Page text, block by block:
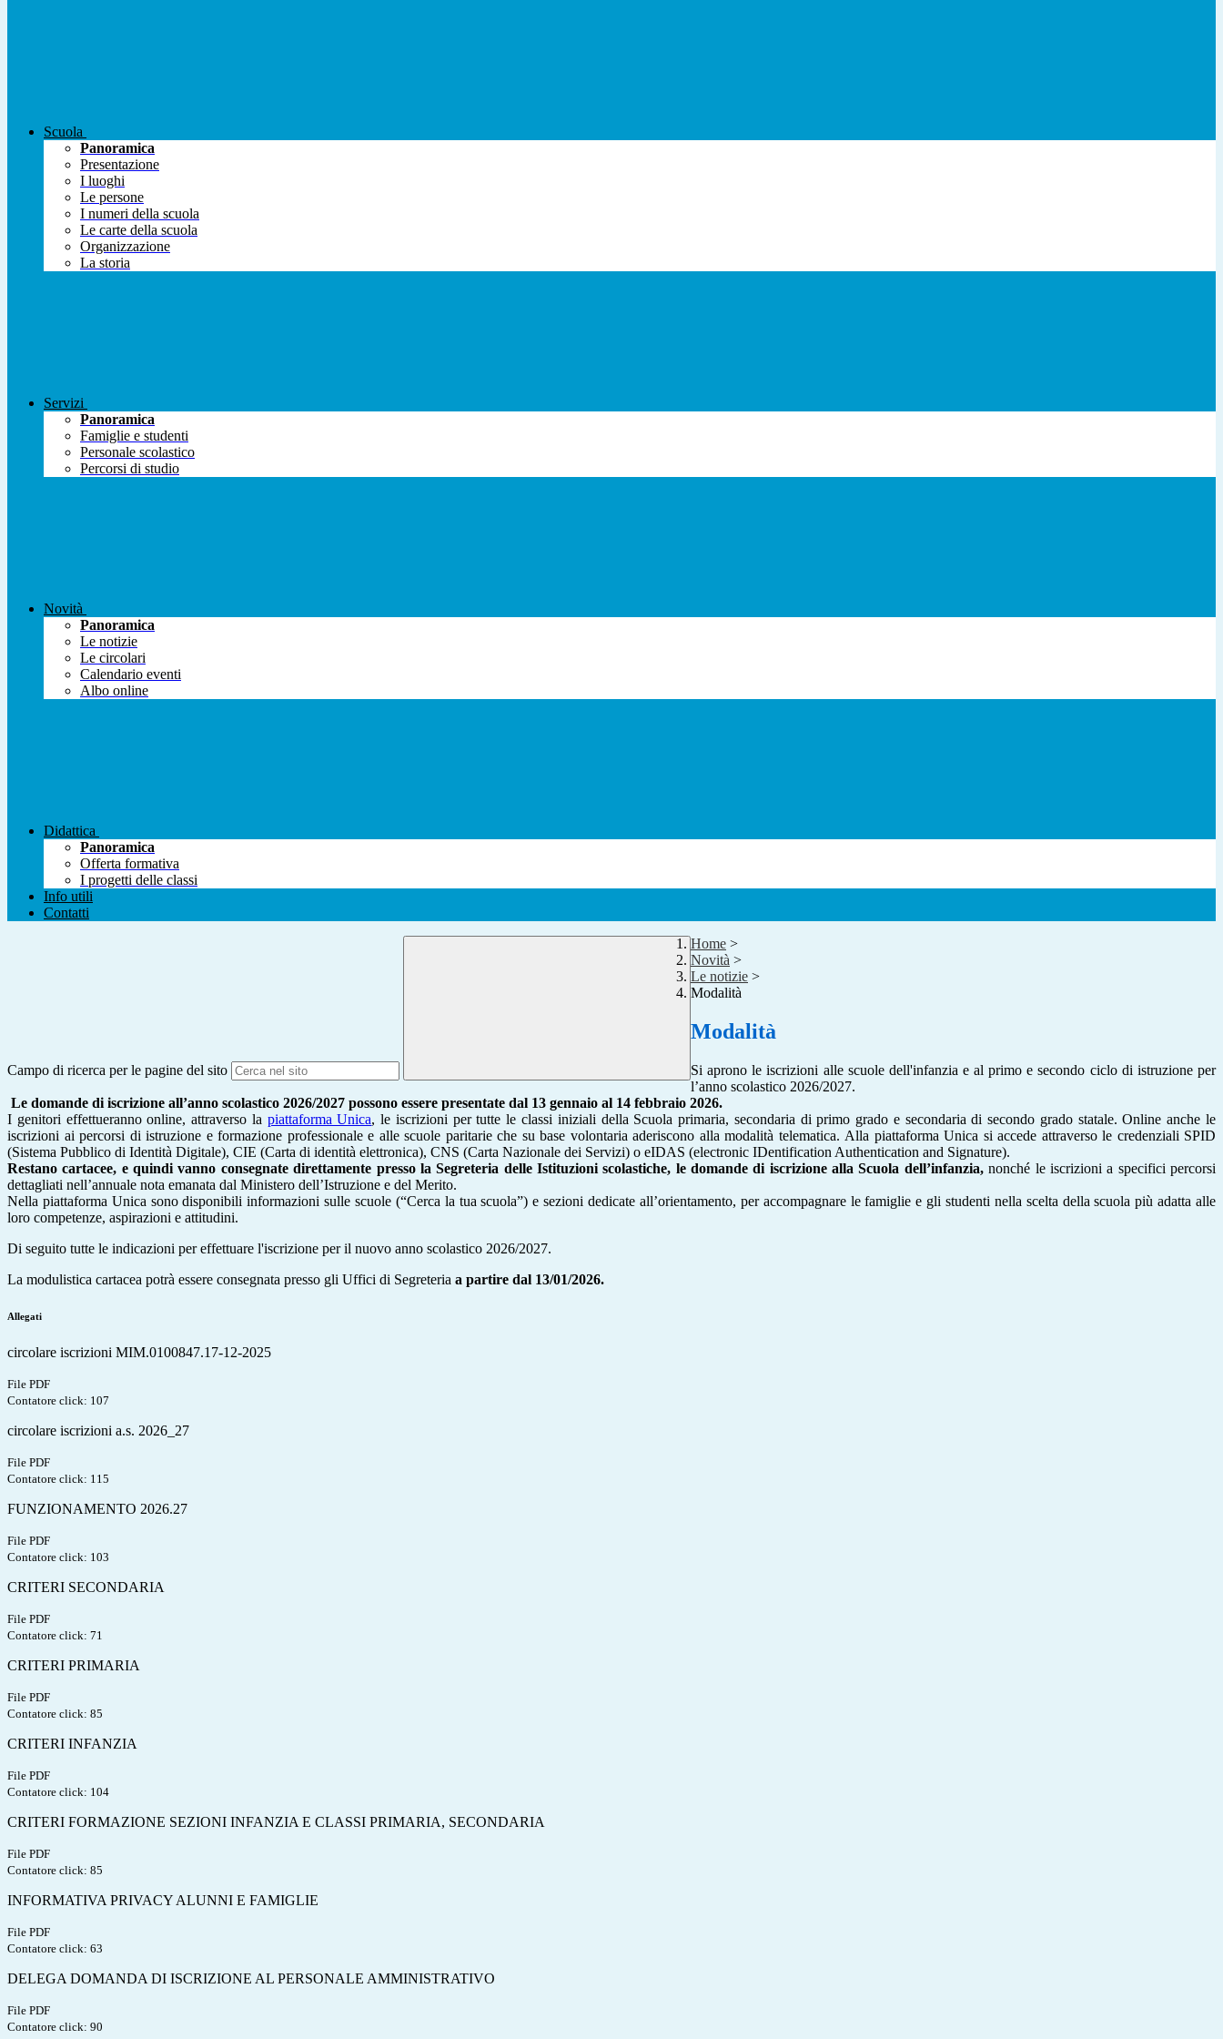
Scuola
Panoramica
Presentazione
I luoghi
Le persone
I numeri della scuola
Le carte della scuola
Organizzazione
La storia
Servizi
Panoramica
Famiglie e studenti
Personale scolastico
Percorsi di studio
Novità
Panoramica
Le notizie
Le circolari
Calendario eventi
Albo online
Didattica
Panoramica
Offerta formativa
I progetti delle classi
Info utili
Contatti
Campo di ricerca per le pagine del sito
Home >
Novità >
Le notizie >
Modalità
Modalità
Si aprono le iscrizioni alle scuole dell'infanzia e al primo e secondo ciclo di istruzione per
l’anno scolastico 2026/2027.
Le domande di iscrizione all’anno scolastico 2026/2027 possono essere presentate dal 13 gennaio al 14 febbraio 2026.
I genitori effettueranno online, attraverso la piattaforma Unica, le iscrizioni per tutte le classi iniziali della Scuola primaria, secondaria di primo grado e secondaria di secondo grado statale. Online anche le
iscrizioni ai percorsi di istruzione e formazione professionale e alle scuole paritarie che su base volontaria aderiscono alla modalità telematica. Alla piattaforma Unica si accede attraverso le credenziali SPID
(Sistema Pubblico di Identità Digitale), CIE (Carta di identità elettronica), CNS (Carta Nazionale dei Servizi) o eIDAS (electronic IDentification Authentication and Signature).
Restano cartacee, e quindi vanno consegnate direttamente presso la Segreteria delle Istituzioni scolastiche, le domande di iscrizione alla Scuola dell’infanzia,nonché le iscrizioni a specifici percorsi
dettagliati nell’annuale nota emanata dal Ministero dell’Istruzione e del Merito.
Nella piattaforma Unica sono disponibili informazioni sulle scuole (“Cerca la tua scuola”) e sezioni dedicate all’orientamento, per accompagnare le famiglie e gli studenti nella scelta della scuola più adatta alle
loro competenze, aspirazioni e attitudini.
Di seguito tutte le indicazioni per effettuare l'iscrizione per il nuovo anno scolastico 2026/2027.
La modulistica cartacea potrà essere consegnata presso gli Uffici di Segreteria a partire dal 13/01/2026.
Allegati
circolare iscrizioni MIM.0100847.17-12-2025
File PDF
Contatore click: 107
circolare iscrizioni a.s. 2026_27
File PDF
Contatore click: 115
FUNZIONAMENTO 2026.27
File PDF
Contatore click: 103
CRITERI SECONDARIA
File PDF
Contatore click: 71
CRITERI PRIMARIA
File PDF
Contatore click: 85
CRITERI INFANZIA
File PDF
Contatore click: 104
CRITERI FORMAZIONE SEZIONI INFANZIA E CLASSI PRIMARIA, SECONDARIA
File PDF
Contatore click: 85
INFORMATIVA PRIVACY ALUNNI E FAMIGLIE
File PDF
Contatore click: 63
DELEGA DOMANDA DI ISCRIZIONE AL PERSONALE AMMINISTRATIVO
File PDF
Contatore click: 90